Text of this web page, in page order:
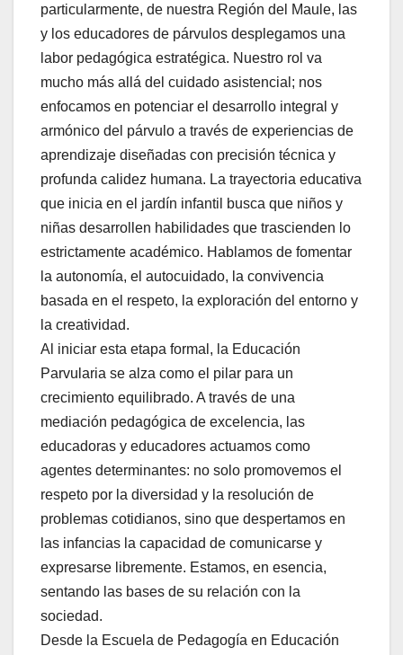
particularmente, de nuestra Región del Maule, las
y los educadores de párvulos desplegamos una
labor pedagógica estratégica. Nuestro rol va
mucho más allá del cuidado asistencial; nos
enfocamos en potenciar el desarrollo integral y
armónico del párvulo a través de experiencias de
aprendizaje diseñadas con precisión técnica y
profunda calidez humana. La trayectoria educativa
que inicia en el jardín infantil busca que niños y
niñas desarrollen habilidades que trascienden lo
estrictamente académico. Hablamos de fomentar
la autonomía, el autocuidado, la convivencia
basada en el respeto, la exploración del entorno y
la creatividad.
Al iniciar esta etapa formal, la Educación
Parvularia se alza como el pilar para un
crecimiento equilibrado. A través de una
mediación pedagógica de excelencia, las
educadoras y educadores actuamos como
agentes determinantes: no solo promovemos el
respeto por la diversidad y la resolución de
problemas cotidianos, sino que despertamos en
las infancias la capacidad de comunicarse y
expresarse libremente. Estamos, en esencia,
sentando las bases de su relación con la
sociedad.
Desde la Escuela de Pedagogía en Educación